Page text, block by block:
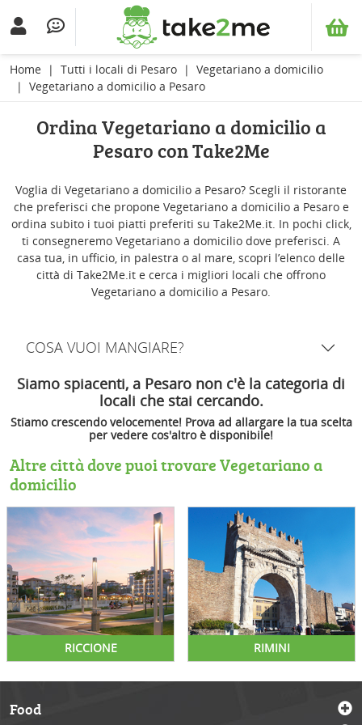
Home Tutti i locali di Pesaro
Vegetariano a domicilio
Vegetariano a domicilio a Pesaro
Ordina Vegetariano a domicilio a
Pesaro con Take2Me
Voglia di Vegetariano a domicilio a Pesaro? Scegli il ristorante
che preferisci che propone Vegetariano a domicilio a Pesaro e
ordina subito i tuoi piatti preferiti su Take2Me.it. In pochi click,
ti consegneremo Vegetariano a domicilio dove preferisci. A
casa tua, in ufficio, in palestra o al mare, scopri l’elenco delle
città di Take2Me.it e cerca i migliori locali che offrono
Vegetariano a domicilio a Pesaro.
COSA VUOI MANGIARE?
Siamo spiacenti, a Pesaro non c'è la categoria di
locali che stai cercando.
Stiamo crescendo velocemente! Prova ad allargare la tua scelta
per vedere cos'altro è disponibile!
Altre città dove puoi trovare Vegetariano a
domicilio
RICCIONE RIMINI
Food